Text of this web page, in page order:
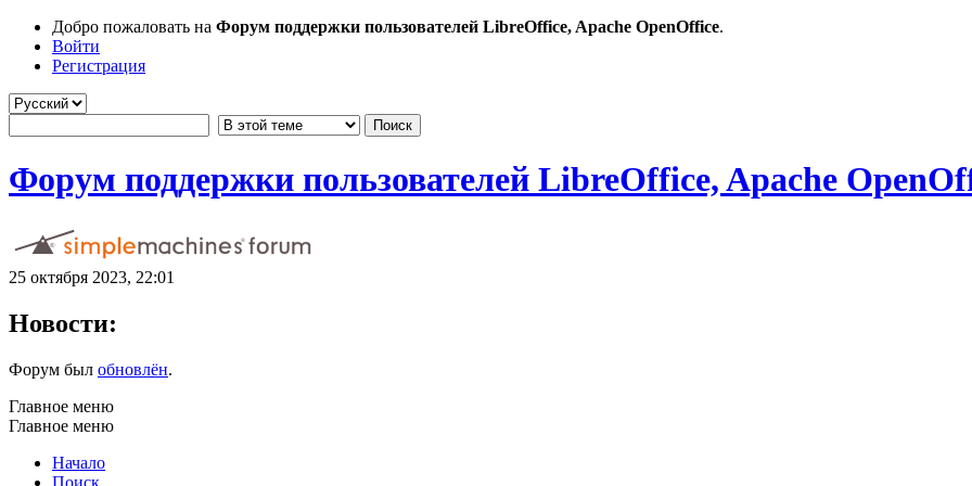
Добро пожаловать на Форум поддержки пользователей LibreOffice, Apache OpenOffice.
Войти
Регистрация
Форум поддержки пользователей LibreOffice, Apache
25 октября 2023, 22:01
Новости:
Форум был обновлён.
Главное меню
Главное меню
Начало
Поиск